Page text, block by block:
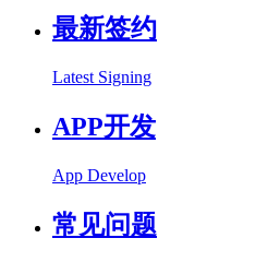
最新签约
Latest Signing
APP开发
App Develop
常见问题